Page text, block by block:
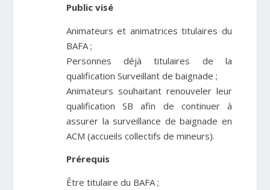
Public visé
Animateurs et animatrices titulaires du
BAFA ;
Personnes déjà titulaires de la
qualification Surveillant de baignade ;
Animateurs souhaitant renouveler leur
qualification SB afin de continuer à
assurer la surveillance de baignade en
ACM (accueils collectifs de mineurs).
Prérequis
Être titulaire du BAFA ;